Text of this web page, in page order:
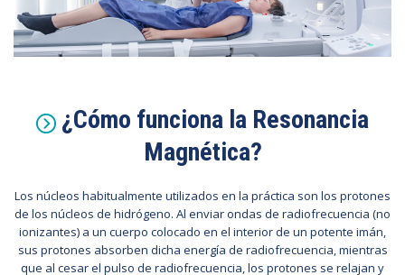
¿Cómo funciona la Resonancia
Magnética?
Los núcleos habitualmente utilizados en la práctica son los protones
de los núcleos de hidrógeno. Al enviar ondas de radiofrecuencia (no
ionizantes) a un cuerpo colocado en el interior de un potente imán,
sus protones absorben dicha energía de radiofrecuencia, mientras
que al cesar el pulso de radiofrecuencia, los protones se relajan y